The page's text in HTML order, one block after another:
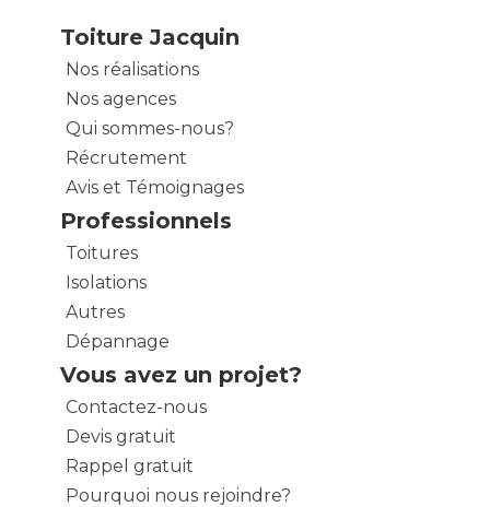
Toiture Jacquin
Nos réalisations
Nos agences
Qui sommes-nous?
Récrutement
Avis et Témoignages
Professionnels
Toitures
Isolations
Autres
Dépannage
Vous avez un projet?
Contactez-nous
Devis gratuit
Rappel gratuit
Pourquoi nous rejoindre?